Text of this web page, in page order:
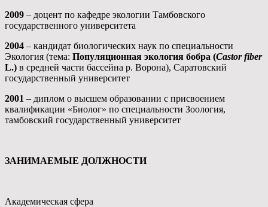
2009 – доцент по кафедре экологии Тамбовского
государственного университета
2004 – кандидат биологических наук по специальности
Экология (тема: Популяционная экология бобра (Castor fiber
L.) в средней части бассейна р. Ворона), Саратовский
государственный университет
2001 – диплом о высшем образовании с присвоением
квалификации «Биолог» по специальности Зоология,
тамбовский государственный университет
ЗАНИМАЕМЫЕ ДОЛЖНОСТИ
Академическая сфера